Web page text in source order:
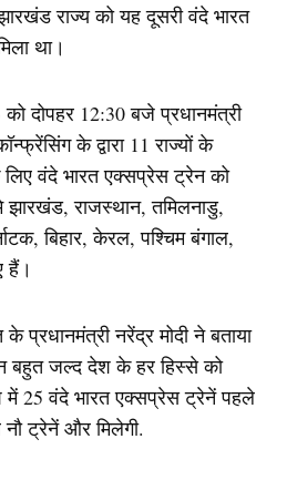
राज्य को यह दूसरी वंदे भारत
था।
दोपहर 12:30 बजे प्रधानमंत्री
के द्वारा 11 राज्यों के
लिए वंदे भारत एक्सप्रेस ट्रेन को
झारखंड, राजस्थान, तमिलनाडु,
बिहार, केरल, पश्चिम बंगाल,
हैं।
प्रधानमंत्री नरेंद्र मोदी ने बताया
बहुत जल्द देश के हर हिस्से को
में 25 वंदे भारत एक्सप्रेस ट्रेनें पहले
ट्रेनें और मिलेगी.